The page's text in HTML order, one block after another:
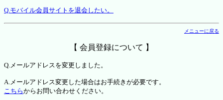
Q.モバイル会員サイトを退会したい。
メニューに戻る
【 会員登録について 】
Q.メールアドレスを変更しました。
A.メールアドレス変更した場合はお手続きが必要です。
こちらからお問い合わせください。